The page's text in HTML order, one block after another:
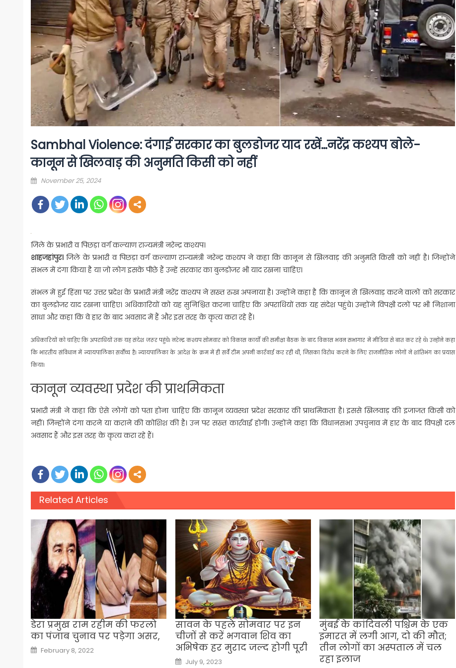
Sambhal Violence: दंगाई सरकार का बुलडोजर याद रखें…नरेंद्र कश्यप बोले-
कानून से खिलवाड़ की अनुमति किसी को नहीं
Posted
November 25, 2024
जिले के प्रभारी व पिछड़ा वर्ग कल्याण राज्यमंत्री नरेन्द्र कश्यप।
शाहजहांपुर।जिले के प्रभारी व पिछड़ा वर्ग कल्याण राज्यमंत्री नरेन्द्र कश्यप ने कहा कि कानून से खिलवाड़ की अनुमति किसी को नहीं है। जिन्होंने
संभल में दंगा किया है या जो लोग इसके पीछे हैं उन्हें सरकार का बुलडोजर भी याद रखना चाहिए।
संभल में हुई हिंसा पर उत्तर प्रदेश के प्रभारी मंत्री नरेंद्र कश्यप ने सख्त रुख अपनाया है। उन्होंने कहा है कि कानून से खिलवाड़ करने वालों को सरकार
का बुलडोजर याद रखना चाहिए। अधिकारियों को यह सुनिश्चित करना चाहिए कि अपराधियों तक यह संदेश पहुंचे। उन्होंने विपक्षी दलों पर भी निशाना
साधा और कहा कि वे हार के बाद अवसाद में हैं और इस तरह के कृत्य करा रहे हैं।
अधिकारियों को चाहिए कि अपराधियों तक यह संदेश जरूर पहुंचे। नरेन्द्र कश्यप सोमवार को विकास कार्याें की समीक्षा बैठक के बाद विकास भवन सभागार में मीडिया से बात कर रहे थे। उन्होंने कहा
कि भारतीय संविधान में न्यायपालिका सर्वाेच्च है। न्यायपालिका के आदेश के क्रम में ही सर्वे टीम अपनी कार्रवाई कर रही थी, जिसका विरोध करने के लिए राजनीतिक लोगों ने शांतिभंग का प्रयास
किया।
कानून व्यवस्था प्रदेश की प्राथमिकता
प्रभारी मंत्री ने कहा कि ऐसे लोगों को पता होना चाहिए कि कानून व्यवस्था प्रदेश सरकार की प्राथमिकता है। इससे खिलवाड़ की इजाजत किसी को
नहीं। जिन्होंने दंगा करने या कराने की कोशिश की है। उन पर सख्त कार्रवाई होगी। उन्होंने कहा कि विधानसभा उपचुनाव में हार के बाद विपक्षी दल
अवसाद हैं और इस तरह के कृत्य करा रहे हैं।
Related Articles
डेरा प्रमुख राम रहीम की फरलो
का पंजाब चुनाव पर पड़ेगा असर,
Posted
on
February 8, 2022
सावन के पहले सोमवार पर इन
चीजों से करें भगवान शिव का
अभिषेक हर मुराद जल्द होगी पूरी
Posted
on
July 9, 2023
मुंबई के कांदिवली पश्चिम के एक
इमारत में लगी आग, दो की मौत;
तीन लोगों का अस्पताल में चल
रहा इलाज